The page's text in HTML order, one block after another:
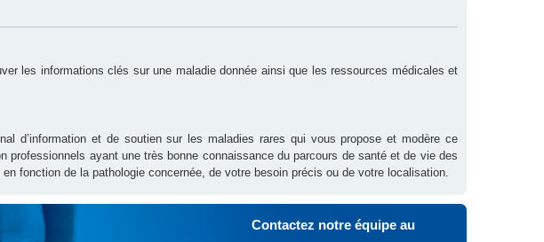
les informations clés sur une maladie donnée ainsi que les ressources médicales et
d’information et de soutien sur les maladies rares qui vous propose et modère ce
professionnels ayant une très bonne connaissance du parcours de santé et de vie des
fonction de la pathologie concernée, de votre besoin précis ou de votre localisation.
Contactez notre équipe au